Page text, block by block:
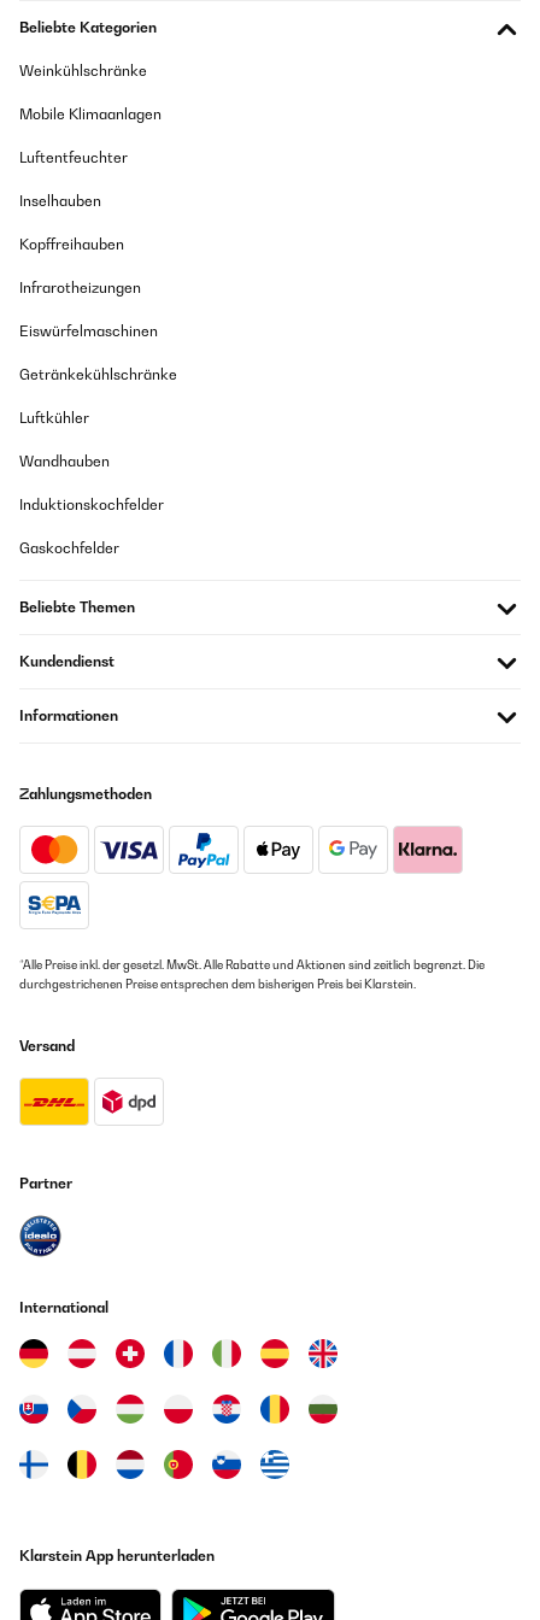
Beliebte Kategorien
Weinkühlschränke
Mobile Klimaanlagen
Luftentfeuchter
Inselhauben
Kopffreihauben
Infrarotheizungen
Eiswürfelmaschinen
Getränkekühlschränke
Luftkühler
Wandhauben
Induktionskochfelder
Gaskochfelder
Beliebte Themen
Kundendienst
Informationen
Zahlungsmethoden
*Alle Preise inkl. der gesetzl. MwSt. Alle Rabatte und Aktionen sind zeitlich begrenzt. Die
durchgestrichenen Preise entsprechen dem bisherigen Preis bei Klarstein.
Versand
Partner
International
Klarstein App herunterladen